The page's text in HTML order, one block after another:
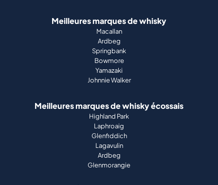
Meilleures marques de whisky
Macallan
Ardbeg
Springbank
Bowmore
Yamazaki
Johnnie Walker
Meilleures marques de whisky écossais
Highland Park
Laphroaig
Glenfiddich
Lagavulin
Ardbeg
Glenmorangie